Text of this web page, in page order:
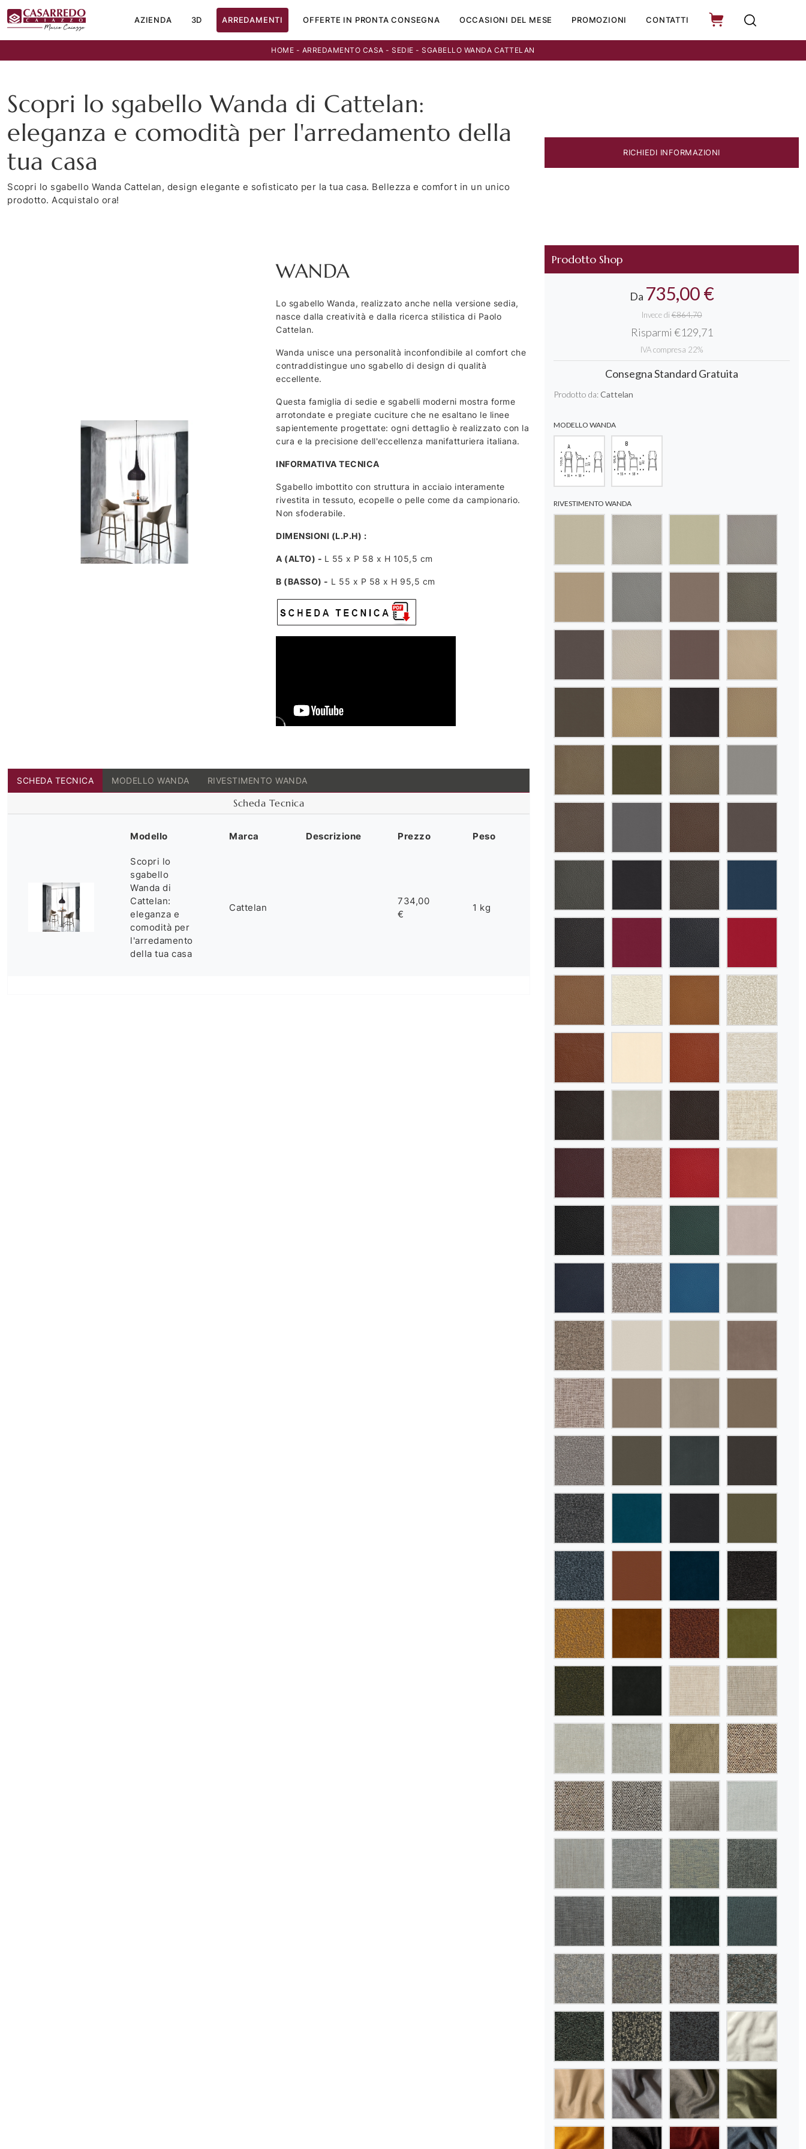
AZIENDA 3D ARREDAMENTI OFFERTE IN PRONTA CONSEGNA OCCASIONI DEL MESE PROMOZIONI CONTATTI
HOME - ARREDAMENTO CASA -SEDIE -SGABELLO WANDA CATTELAN
Scopri lo sgabello Wanda di Cattelan:
eleganza e comodità per l'arredamento della
tua casa
Scopri lo sgabello Wanda Cattelan, design elegante e sofisticato per la tua casa. Bellezza e comfort in un unico
prodotto. Acquistalo ora!
RICHIEDI INFORMAZIONI
WANDA
Lo sgabello Wanda, realizzato anche nella versione sedia,
nasce dalla creatività e dalla ricerca stilistica di Paolo
Cattelan.
Wanda unisce una personalità inconfondibile al comfort che
contraddistingue uno sgabello di design di qualità
eccellente.
Questa famiglia di sedie e sgabelli moderni mostra forme
arrotondate e pregiate cuciture che ne esaltano le linee
sapientemente progettate: ogni dettaglio è realizzato con la
cura e la precisione dell'eccellenza manifatturiera italiana.
INFORMATIVA TECNICA
Sgabello imbottito con struttura in acciaio interamente
rivestita in tessuto, ecopelle o pelle come da campionario.
Non sfoderabile.
DIMENSIONI (L.P.H) :
A (ALTO) - L 55 x P 58 x H 105,5 cm
B (BASSO) - L 55 x P 58 x H 95,5 cm
SCHEDA TECNICA MODELLO WANDA RIVESTIMENTO WANDA
Scheda Tecnica
Modello Marca Descrizione Prezzo Peso
Scopri lo
sgabello
Wanda di
Cattelan:
eleganza e
comodità per
l'arredamento
della tua casa
Cattelan
734,00
€
1 kg